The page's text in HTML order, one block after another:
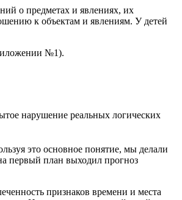
о предметах и явлениях, их
к объектам и явлениям. У детей
№1).
нарушение реальных логических
это основное понятие, мы делали
первый план выходил прогноз
признаков времени и места